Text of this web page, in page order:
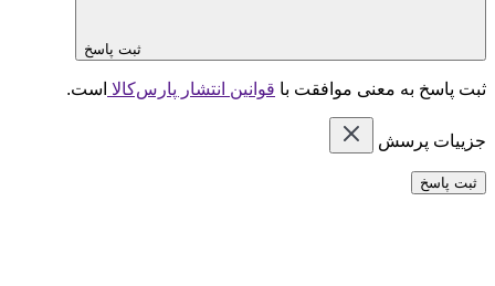
ثبت پاسخ
ثبت پاسخ به معنی موافقت با قوانین انتشار پارس‌کالا است.
جزییات پرسش
ثبت پاسخ